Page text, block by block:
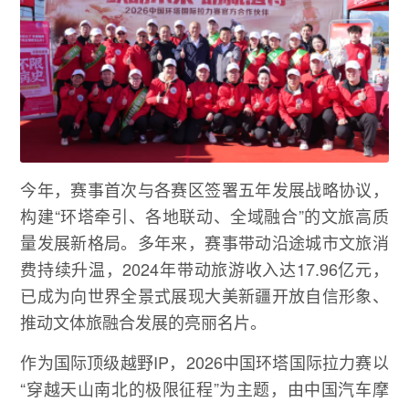
今年，赛事首次与各赛区签署五年发展战略协议，
构建“环塔牵引、各地联动、全域融合”的文旅高质
量发展新格局。多年来，赛事带动沿途城市文旅消
费持续升温，2024年带动旅游收入达17.96亿元，
已成为向世界全景式展现大美新疆开放自信形象、
推动文体旅融合发展的亮丽名片。
作为国际顶级越野IP，2026中国环塔国际拉力赛以
“穿越天山南北的极限征程”为主题，由中国汽车摩